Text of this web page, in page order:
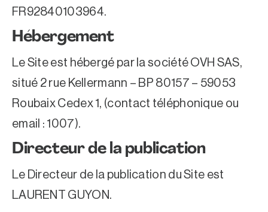
FR92840103964.
Hébergement
Le Site est hébergé par la société OVH SAS,
situé 2 rue Kellermann – BP 80157 – 59053
Roubaix Cedex 1, (contact téléphonique ou
email : 1007).
Directeur de la publication
Le Directeur de la publication du Site est
LAURENT GUYON.